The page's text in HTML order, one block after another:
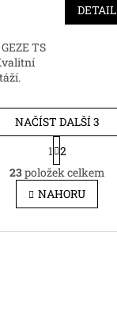
TS
DETAIL
O
v
l
á
NAČÍST DALŠÍ 3
S
t
r
á
n
k
v
1 2
23položek celkem
NAHORU